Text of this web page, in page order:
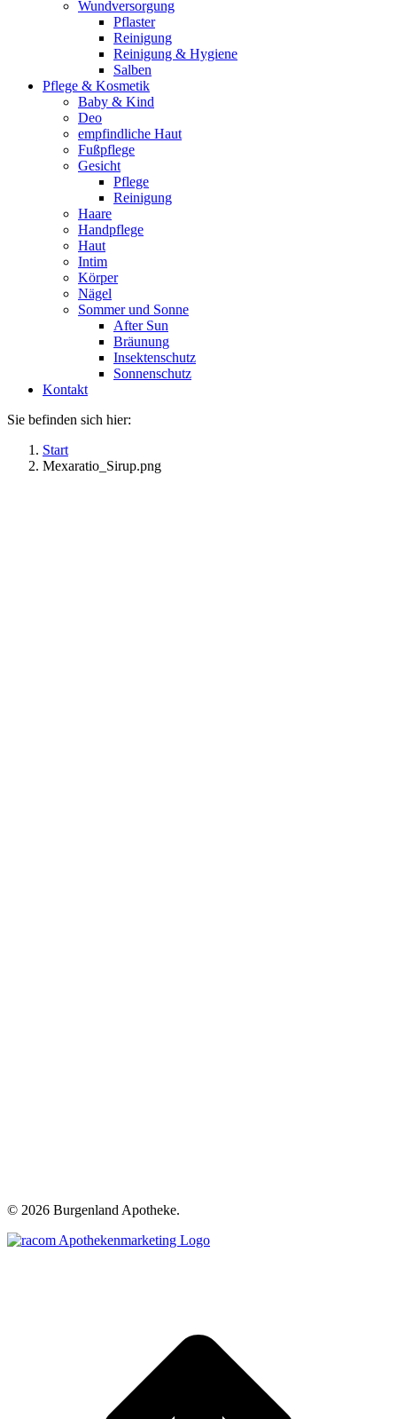
Wundversorgung
Pflaster
Reinigung
Reinigung & Hygiene
Salben
Pflege & Kosmetik
Baby & Kind
Deo
empfindliche Haut
Fußpflege
Gesicht
Pflege
Reinigung
Haare
Handpflege
Haut
Intim
Körper
Nägel
Sommer und Sonne
After Sun
Bräunung
Insektenschutz
Sonnenschutz
Kontakt
Sie befinden sich hier:
Start
Mexaratio_Sirup.png
© 2026 Burgenland Apotheke.